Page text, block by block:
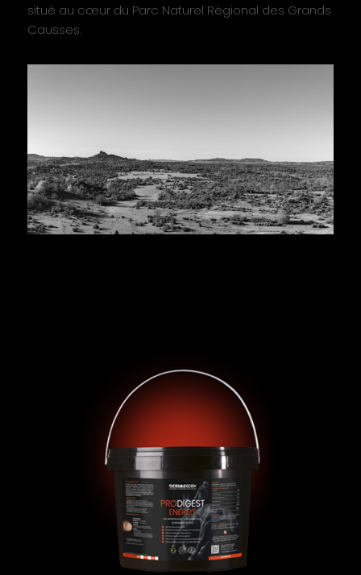
situé au cœur du Parc Naturel Régional des Grands
Causses.